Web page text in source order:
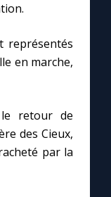
représentés
en marche,
retour de
des Cieux,
par la